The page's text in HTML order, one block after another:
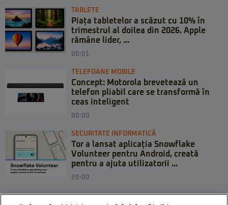
TABLETE
Piața tabletelor a scăzut cu 10% în
trimestrul al doilea din 2026. Apple
rămâne lider, ...
00:01
TELEFOANE MOBILE
Concept: Motorola brevetează un
telefon pliabil care se transformă în
ceas inteligent
00:00
SECURITATE INFORMATICĂ
Tor a lansat aplicația Snowflake
Volunteer pentru Android, creată
pentru a ajuta utilizatorii ...
20:00